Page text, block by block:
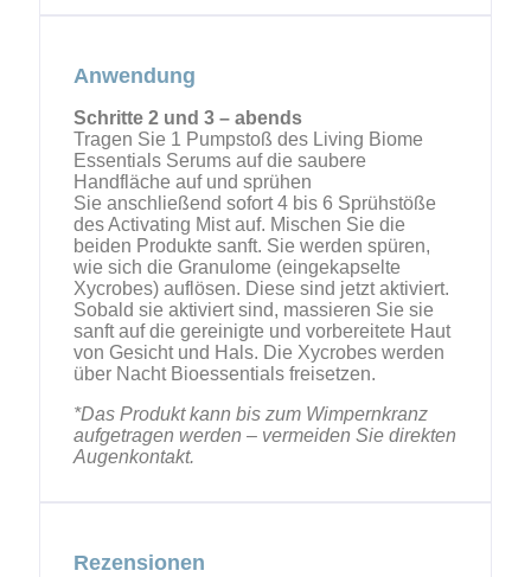
Anwendung
Schritte 2 und 3 – abends
Tragen Sie 1 Pumpstoß des Living Biome
Essentials Serums auf die saubere
Handfläche auf und sprühen
Sie anschließend sofort 4 bis 6 Sprühstöße
des Activating Mist auf. Mischen Sie die
beiden Produkte sanft. Sie werden spüren,
wie sich die Granulome (eingekapselte
Xycrobes) auflösen. Diese sind jetzt aktiviert.
Sobald sie aktiviert sind, massieren Sie sie
sanft auf die gereinigte und vorbereitete Haut
von Gesicht und Hals. Die Xycrobes werden
über Nacht Bioessentials freisetzen.
*Das Produkt kann bis zum Wimpernkranz
aufgetragen werden – vermeiden Sie direkten
Augenkontakt.
Rezensionen